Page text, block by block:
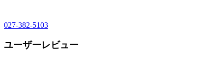
027-382-5103
ユーザーレビュー